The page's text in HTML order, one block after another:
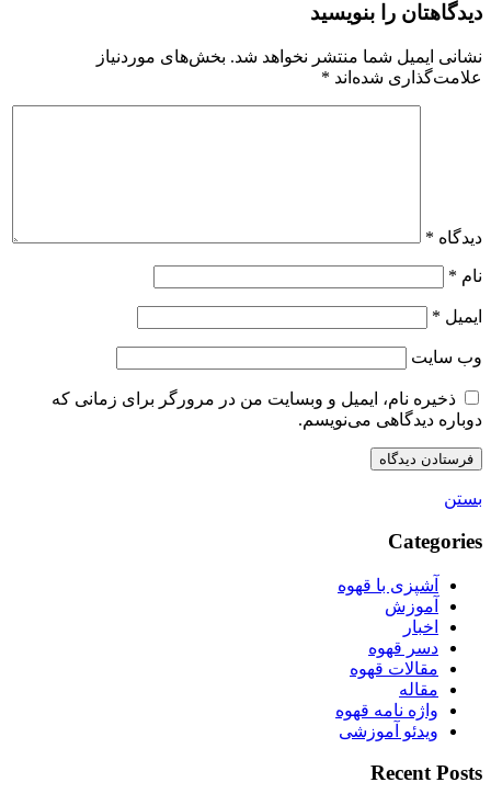
دیدگاهتان را بنویسید
نشانی ایمیل شما منتشر نخواهد شد. بخش‌های موردنیاز
علامت‌گذاری شده‌اند *
دیدگاه *
نام *
ایمیل *
وب‌ سایت
ذخیره نام، ایمیل و وبسایت من در مرورگر برای زمانی که
دوباره دیدگاهی می‌نویسم.
بستن
Categories
آشپزی با قهوه
آموزش
اخبار
دسر قهوه
مقالات قهوه
مقاله
واژه نامه قهوه
ویدئو آموزشی
Recent Posts